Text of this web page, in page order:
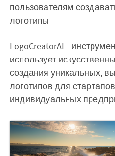
пользователям
логотипы
LogoCreatorAI -
использует
создания уникальных,
логотипов для
индивидуальных